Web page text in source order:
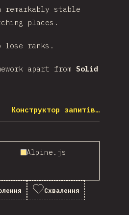
stable
places.
lose ranks.
apart from Solid
Конструктор запитів…
Alpine.js
Схвалення